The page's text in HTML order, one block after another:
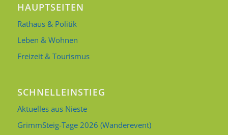
HAUPTSEITEN
Rathaus & Politik
Leben & Wohnen
Freizeit & Tourismus
SCHNELLEINSTIEG
Aktuelles aus Nieste
GrimmSteig-Tage 2026 (Wanderevent)